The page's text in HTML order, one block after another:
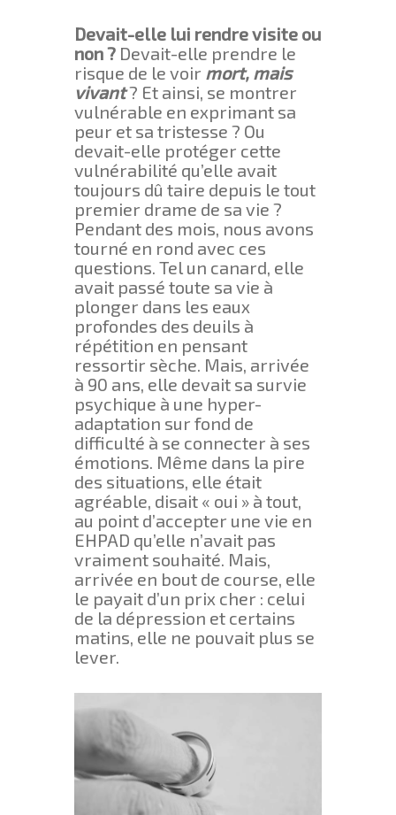
Devait-elle lui rendre visite ou
non ? Devait-elle prendre le
risque de le voir mort, mais
vivant? Et ainsi, se montrer
vulnérable en exprimant sa
peur et sa tristesse ? Ou
devait-elle protéger cette
vulnérabilité qu’elle avait
toujours dû taire depuis le tout
premier drame de sa vie ?
Pendant des mois, nous avons
tourné en rond avec ces
questions. Tel un canard, elle
avait passé toute sa vie à
plonger dans les eaux
profondes des deuils à
répétition en pensant
ressortir sèche. Mais, arrivée
à 90 ans, elle devait sa survie
psychique à une hyper-
adaptation sur fond de
difficulté à se connecter à ses
émotions. Même dans la pire
des situations, elle était
agréable, disait « oui » à tout,
au point d’accepter une vie en
EHPAD qu’elle n’avait pas
vraiment souhaité. Mais,
arrivée en bout de course, elle
le payait d’un prix cher : celui
de la dépression et certains
matins, elle ne pouvait plus se
lever.